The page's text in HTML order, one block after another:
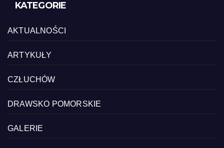
KATEGORIE
AKTUALNOŚCI
ARTYKUŁY
CZŁUCHÓW
DRAWSKO POMORSKIE
GALERIE